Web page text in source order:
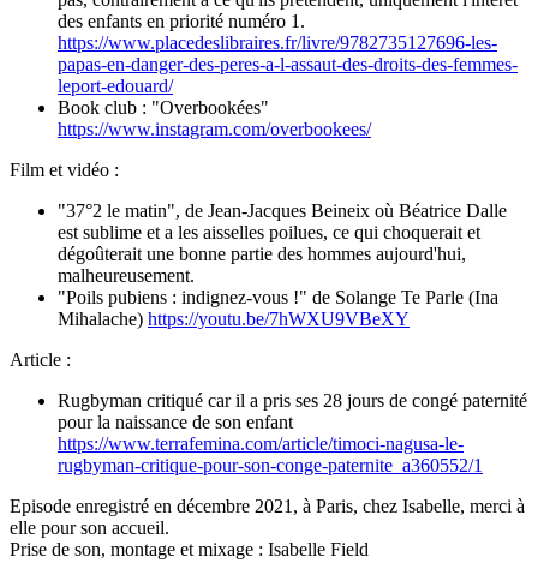
des enfants en priorité numéro 1.
https://www.placedeslibraires.fr/livre/9782735127696-les-
papas-en-danger-des-peres-a-l-assaut-des-droits-des-femmes-
leport-edouard/
Book club : "Overbookées"
https://www.instagram.com/overbookees/
Film et vidéo :
"37°2 le matin", de Jean-Jacques Beineix où Béatrice Dalle
est sublime et a les aisselles poilues, ce qui choquerait et
dégoûterait une bonne partie des hommes aujourd'hui,
malheureusement.
"Poils pubiens : indignez-vous !" de Solange Te Parle (Ina
Mihalache) https://youtu.be/7hWXU9VBeXY
Article :
Rugbyman critiqué car il a pris ses 28 jours de congé paternité
pour la naissance de son enfant
https://www.terrafemina.com/article/timoci-nagusa-le-
rugbyman-critique-pour-son-conge-paternite_a360552/1
Episode enregistré en décembre 2021, à Paris, chez Isabelle, merci à
elle pour son accueil.
Prise de son, montage et mixage : Isabelle Field